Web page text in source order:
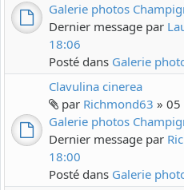
Galerie photos
Dernier message par
18:06
Posté dans Galerie
Clavulina cinerea
par Richmond63 » 05
Galerie photos
Dernier message par
18:00
Posté dans Galerie